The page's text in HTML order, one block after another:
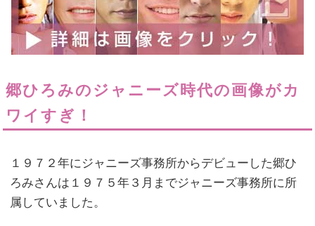
郷ひろみのジャニーズ時代の画像がカ
ワイすぎ！
１９７２年にジャニーズ事務所からデビューした郷ひ
ろみさんは１９７５年３月までジャニーズ事務所に所
属していました。